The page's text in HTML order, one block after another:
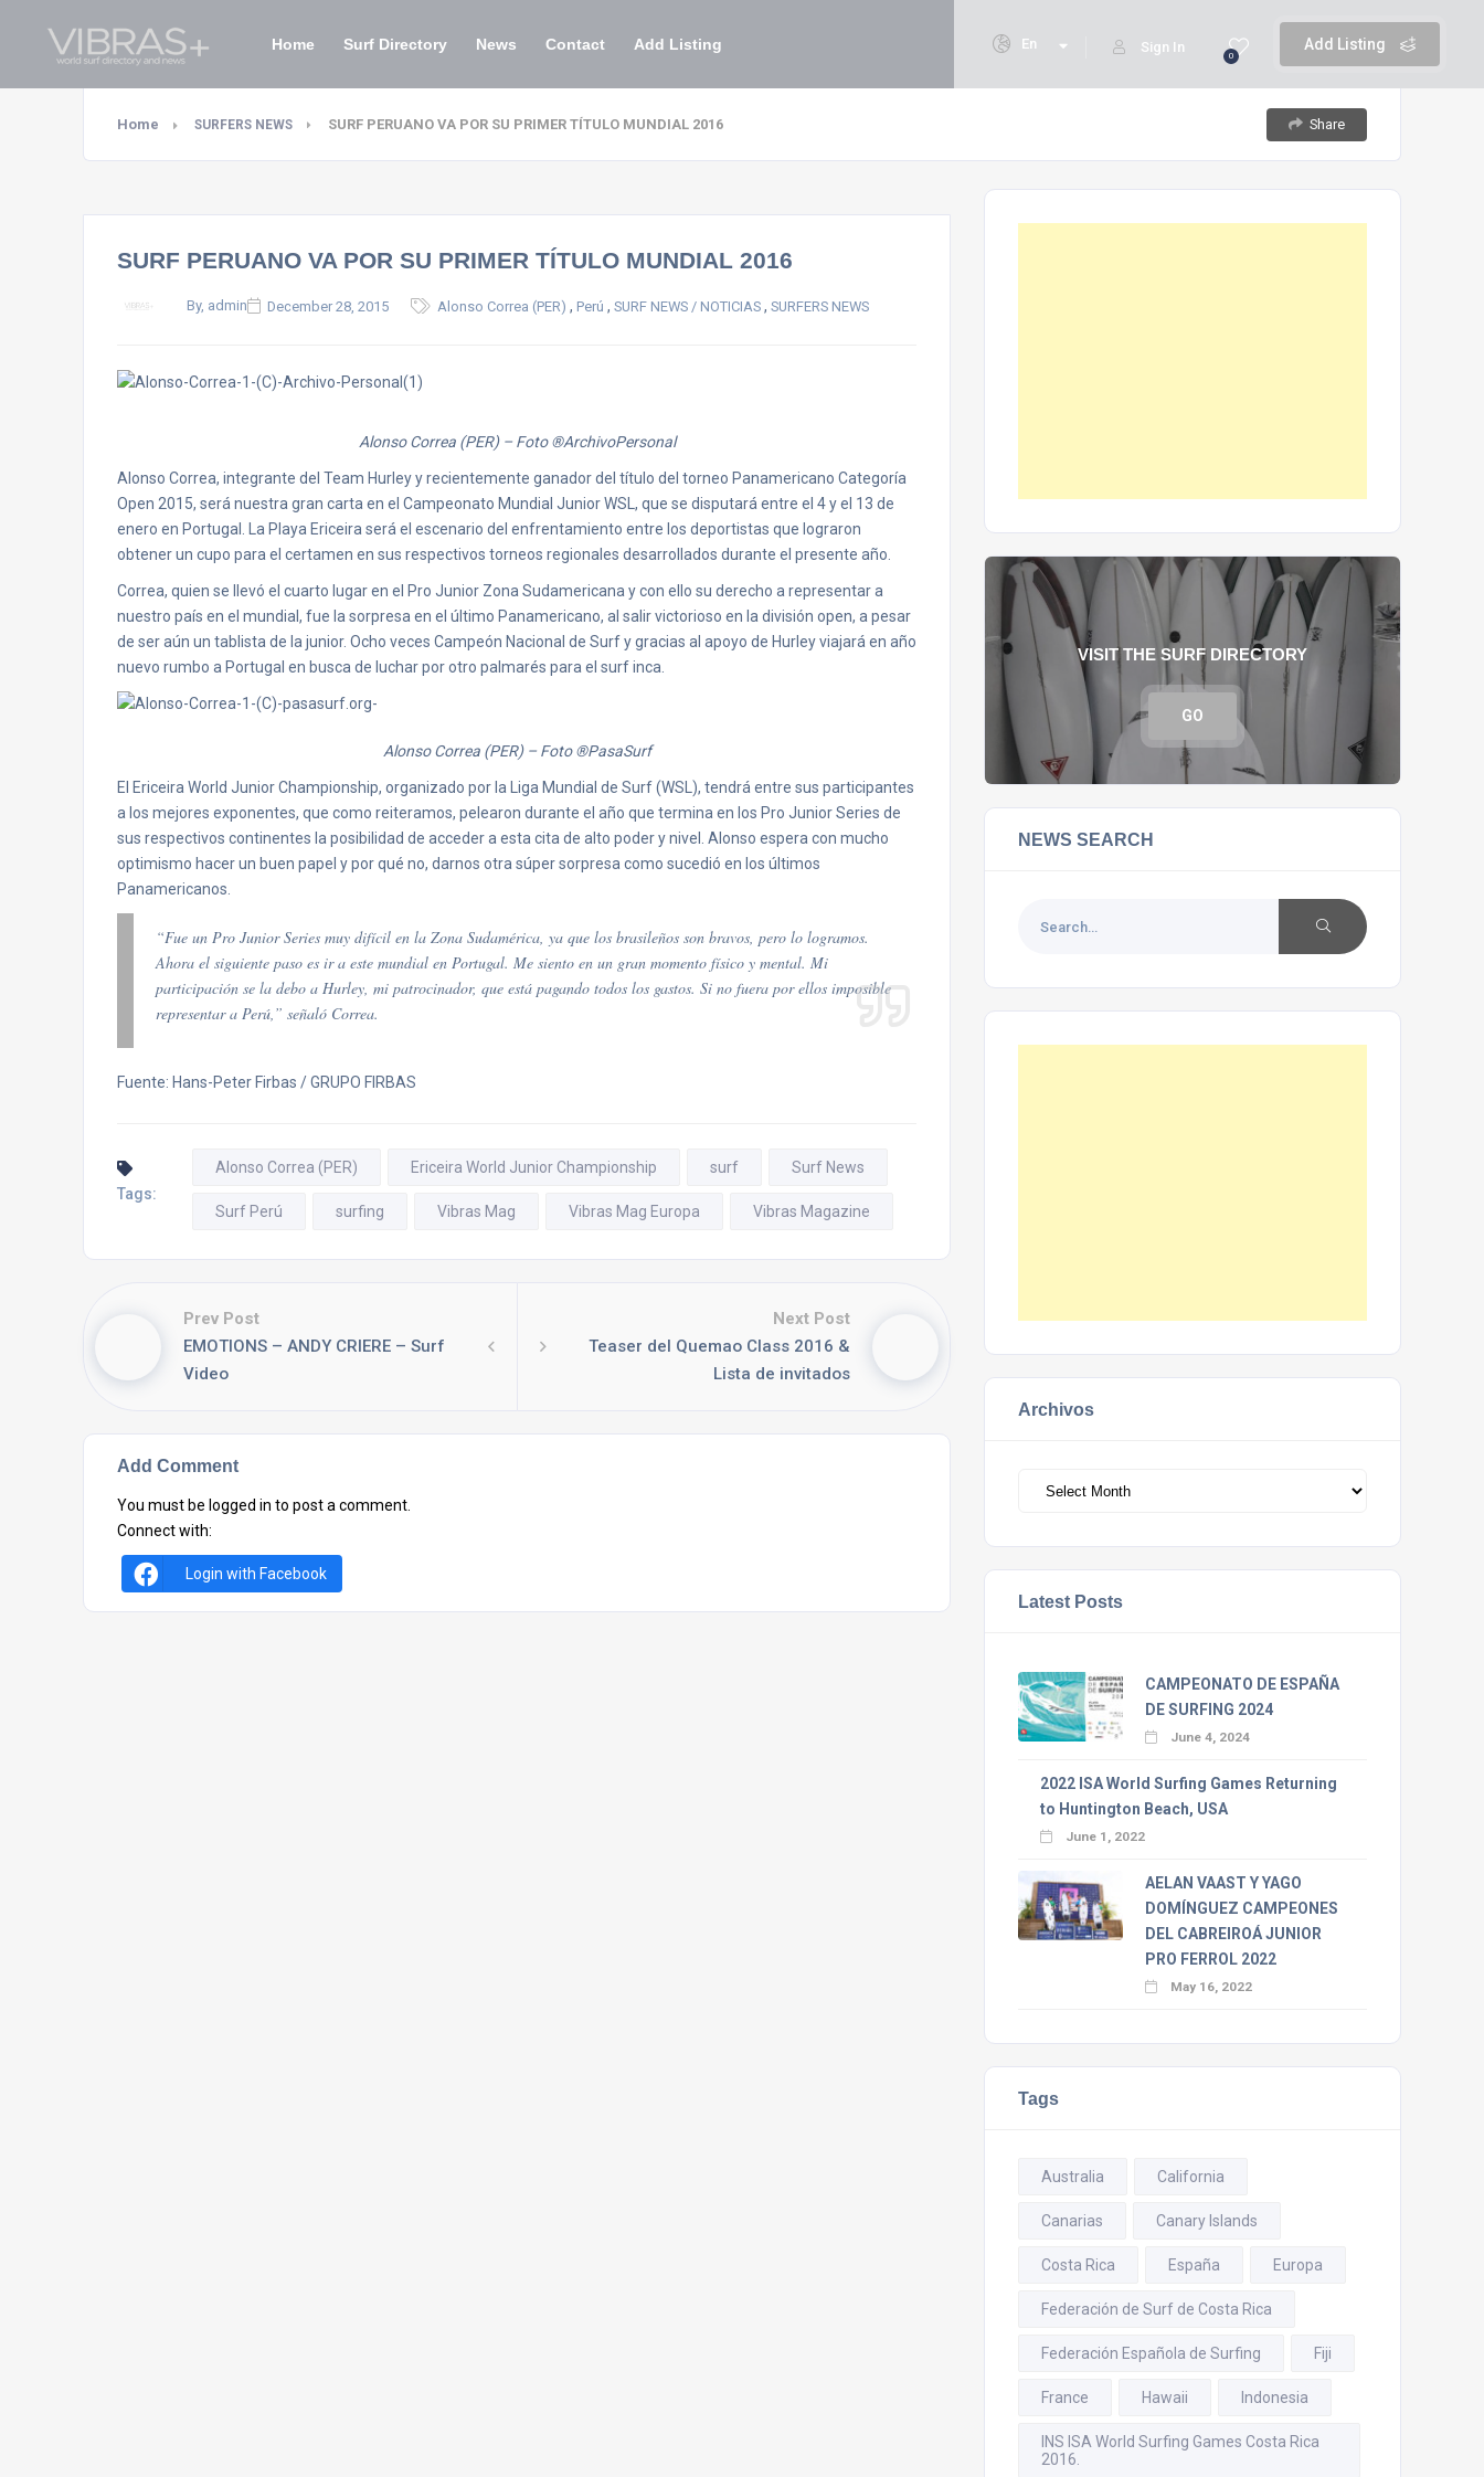
Add Listing
0
Sign In
En
Home Surf Directory News Contact Add Listing
Home SURFERS NEWS SURF PERUANO VA POR SU PRIMER TÍTULO MUNDIAL 2016 Share
SURF PERUANO VA POR SU PRIMER TÍTULO MUNDIAL 2016
By, admin December 28, 2015 Alonso Correa (PER) , Perú , SURF NEWS / NOTICIAS , SURFERS NEWS
Alonso Correa (PER) – Foto ®ArchivoPersonal
Alonso Correa, integrante del Team Hurley y recientemente ganador del título del torneo Panamericano Categoría
Open 2015, será nuestra gran carta en el Campeonato Mundial Junior WSL, que se disputará entre el 4 y el 13 de
enero en Portugal. La Playa Ericeira será el escenario del enfrentamiento entre los deportistas que lograron
obtener un cupo para el certamen en sus respectivos torneos regionales desarrollados durante el presente año.
Correa, quien se llevó el cuarto lugar en el Pro Junior Zona Sudamericana y con ello su derecho a representar a
nuestro país en el mundial, fue la sorpresa en el último Panamericano, al salir victorioso en la división open, a pesar
de ser aún un tablista de la junior. Ocho veces Campeón Nacional de Surf y gracias al apoyo de Hurley viajará en año
nuevo rumbo a Portugal en busca de luchar por otro palmarés para el surf inca.
Alonso Correa (PER) – Foto ®PasaSurf
El Ericeira World Junior Championship, organizado por la Liga Mundial de Surf (WSL), tendrá entre sus participantes
a los mejores exponentes, que como reiteramos, pelearon durante el año que termina en los Pro Junior Series de
sus respectivos continentes la posibilidad de acceder a esta cita de alto poder y nivel. Alonso espera con mucho
optimismo hacer un buen papel y por qué no, darnos otra súper sorpresa como sucedió en los últimos
Panamericanos.
“Fue un Pro Junior Series muy difícil en la Zona Sudamérica, ya que los brasileños son bravos, pero lo logramos.
Ahora el siguiente paso es ir a este mundial en Portugal. Me siento en un gran momento físico y mental. Mi
participación se la debo a Hurley, mi patrocinador, que está pagando todos los gastos. Si no fuera por ellos imposible
representar a Perú,” señaló Correa.
Fuente: Hans-Peter Firbas / GRUPO FIRBAS
Tags:
Alonso Correa (PER) Ericeira World Junior Championship surf Surf News
Surf Perú surfing Vibras Mag Vibras Mag Europa Vibras Magazine
Prev Post
EMOTIONS – ANDY CRIERE – Surf
Video
Next Post
Teaser del Quemao Class 2016 &
Lista de invitados
Add Comment
You must be logged in to post a comment.
Connect with:
Login with Facebook
VISIT THE SURF DIRECTORY
GO
NEWS SEARCH
Archivos
Latest Posts
CAMPEONATO DE ESPAÑA
DE SURFING 2024
June 4, 2024
2022 ISA World Surfing Games Returning
to Huntington Beach, USA
June 1, 2022
AELAN VAAST Y YAGO
DOMÍNGUEZ CAMPEONES
DEL CABREIROÁ JUNIOR
PRO FERROL 2022
May 16, 2022
Tags
Australia California
Canarias Canary Islands
Costa Rica España Europa
Federación de Surf de Costa Rica
Federación Española de Surfing Fiji
France Hawaii Indonesia
INS ISA World Surfing Games Costa Rica
2016.